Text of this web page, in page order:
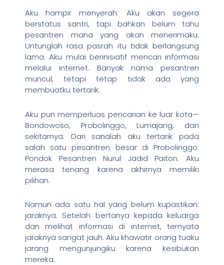
Aku hampir menyerah. Aku akan segera
berstatus santri, tapi bahkan belum tahu
pesantren mana yang akan menerimaku.
Untunglah rasa pasrah itu tidak berlangsung
lama. Aku mulai berinisiatif mencari informasi
melalui internet. Banyak nama pesantren
muncul, tetapi tetap tidak ada yang
membuatku tertarik.
Aku pun memperluas pencarian ke luar kota—
Bondowoso, Probolinggo, Lumajang, dan
sekitarnya. Dari sanalah aku tertarik pada
salah satu pesantren besar di Probolinggo:
Pondok Pesantren Nurul Jadid Paiton. Aku
merasa tenang karena akhirnya memiliki
pilihan.
Namun ada satu hal yang belum kupastikan:
jaraknya. Setelah bertanya kepada keluarga
dan melihat informasi di internet, ternyata
jaraknya sangat jauh. Aku khawatir orang tuaku
jarang mengunjungiku karena kesibukan
mereka.